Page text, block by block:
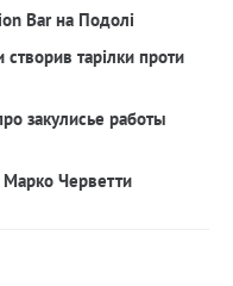
Bar на Подолі
тарілки проти
закулисье работы
Марко Черветти